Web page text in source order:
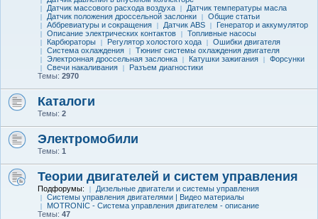
Датчик массового расхода воздуха
Датчик температуры масла
Датчик положения дроссельной заслонки
Общие статьи
Аббревиатуры и сокращения
Датчик ABS
Генератор и аккумулятор
Описание электрических контактов
Топливные насосы
Карбюраторы
Регулятор холостого хода
Ошибки двигателя
Система охлаждения
Тюнинг системы охлаждения двигателя
Электронная дроссельная заслонка
Катушки зажигания
Форсунки
Свечи накаливания
Разъем диагностики
Темы: 2970
Каталоги
Темы: 2
Электромобили
Темы: 1
Теории двигателей и систем управления
Подфорумы:
Дизельные двигатели и системы управления
Системы управления двигателями | Видео материалы
MOTRONIC - Система управления двигателем - описание
Темы: 47